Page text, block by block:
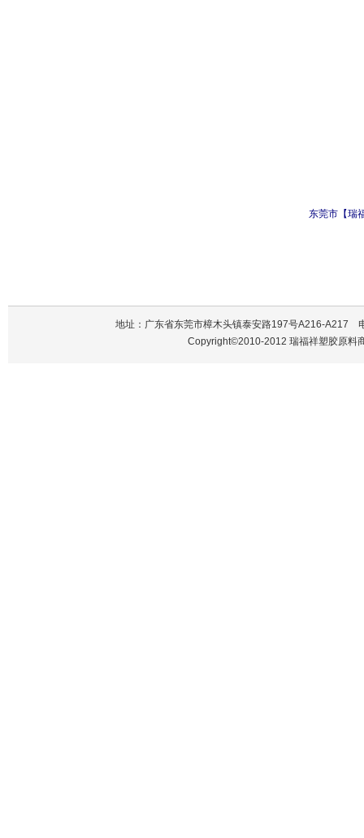
东莞市【瑞
地址：广东省东莞市樟木头镇泰安路197号A216-
Copyright©2010-2012 瑞福祥塑胶原料